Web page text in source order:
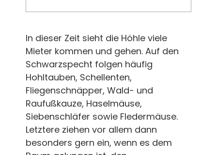
In dieser Zeit sieht die Höhle viele
Mieter kommen und gehen. Auf den
Schwarzspecht folgen häufig
Hohltauben, Schellenten,
Fliegenschnäpper, Wald- und
Raufußkauze, Haselmäuse,
Siebenschläfer sowie Fledermäuse.
Letztere ziehen vor allem dann
besonders gern ein, wenn es dem